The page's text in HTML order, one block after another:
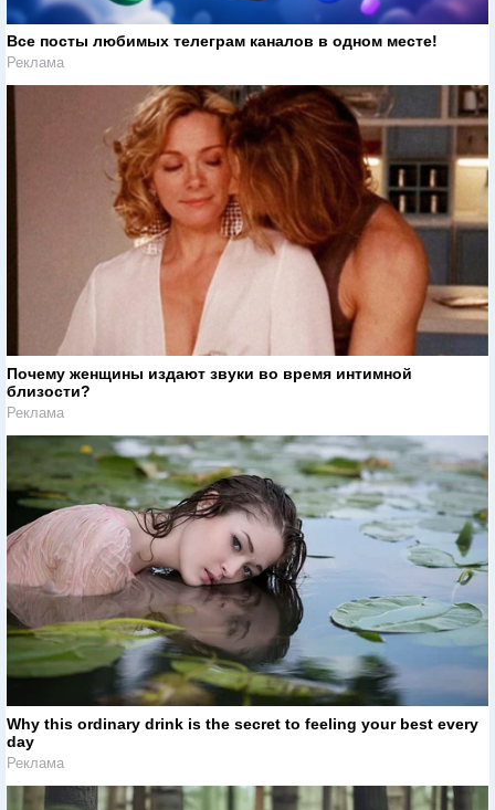
Все посты любимых телеграм каналов в одном месте!
Реклама
Почему женщины издают звуки во время интимной
близости?
Реклама
Why this ordinary drink is the secret to feeling your best every
day
Реклама